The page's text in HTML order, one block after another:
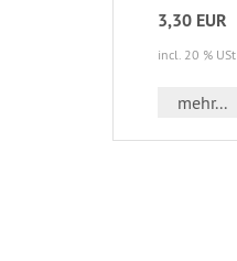
3,30 EUR
incl. 20 % USt
mehr...